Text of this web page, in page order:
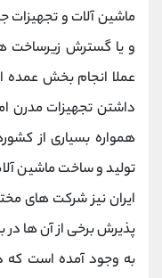
ماشین آلات و تجهیزات
و یا گسترش زیرساخت
عملا انجام بخش عمده
داشتن تجهیزات مدرن
همواره بسیاری از
تولید و ساخت ماشین
ایران نیز شرکت های
پذیرش برخی از آن ها در
به وجود آمده است که
بدون پیش شماره
اینستاگرام
کانال تلگرام